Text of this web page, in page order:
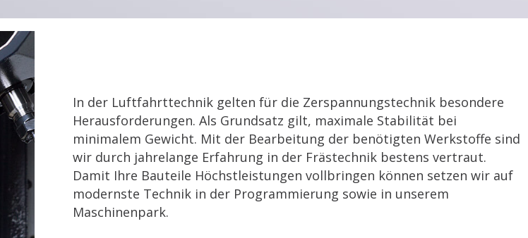
In der Luftfahrttechnik gelten für die Zerspannungstechnik besondere
Herausforderungen. Als Grundsatz gilt, maximale Stabilität bei
minimalem Gewicht. Mit der Bearbeitung der benötigten Werkstoffe sind
wir durch jahrelange Erfahrung in der Frästechnik bestens vertraut.
Damit Ihre Bauteile Höchstleistungen vollbringen können setzen wir auf
modernste Technik in der Programmierung sowie in unserem
Maschinenpark.